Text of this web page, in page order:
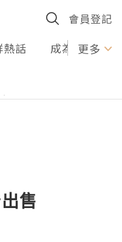
會員登記
熱話 成為U更多
售